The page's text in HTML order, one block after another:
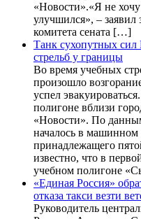
«Новости».«Я не
улучшился», – заявил
комитета сената […]
Танк сухопутных
стрельб у границы
Во время учебных
произошло
успел
полигоне вблизи
«Новости». По
началось в машинном
принадлежащего
известно, что в
учебном полигоне
«Единая Россия»
отказа такси везти
Руководитель